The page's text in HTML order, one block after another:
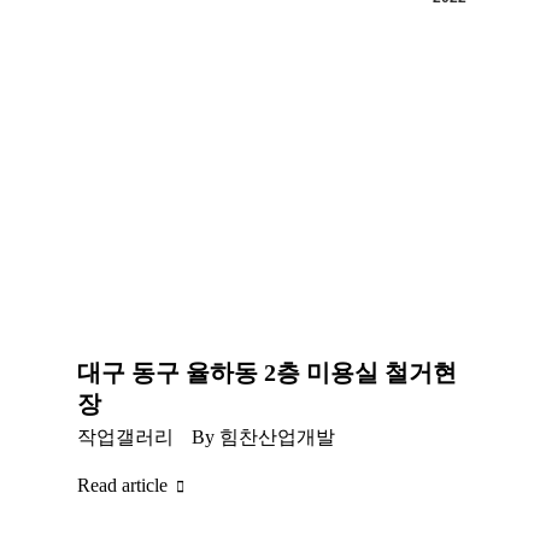
대구 동구 율하동 2층 미용실 철거현
장
작업갤러리 By 힘찬산업개발
Read article